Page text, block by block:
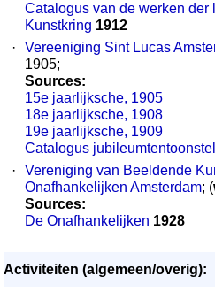
Catalogus van de werken
Kunstkring 1912
·
Vereeniging Sint Lucas
1905;
Sources:
15e jaarlijksche, 1905
18e jaarlijksche, 1908
19e jaarlijksche, 1909
Catalogus
·
Vereniging van Beeldende
Onafhankelijken Amsterdam; (
Sources:
De Onafhankelijken 1928
Activiteiten (algemeen/overig):